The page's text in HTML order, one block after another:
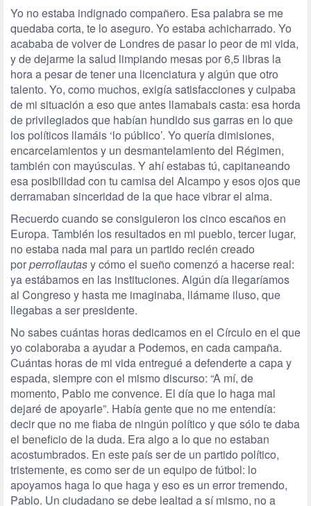
Yo no estaba indignado compañero. Esa palabra se me
quedaba corta, te lo aseguro. Yo estaba achicharrado. Yo
acababa de volver de Londres de pasar lo peor de mi vida,
y de dejarme la salud limpiando mesas por 6,5 libras la
hora a pesar de tener una licenciatura y algún que otro
talento. Yo, como muchos, exigía satisfacciones y culpaba
de mi situación a eso que antes llamabais casta: esa horda
de privilegiados que habían hundido sus garras en lo que
los políticos llamáis ‘lo público’. Yo quería dimisiones,
encarcelamientos y un desmantelamiento del Régimen,
también con mayúsculas. Y ahí estabas tú, capitaneando
esa posibilidad con tu camisa del Alcampo y esos ojos que
derramaban sinceridad de la que hace vibrar el alma.
Recuerdo cuando se consiguieron los cinco escaños en
Europa. También los resultados en mi pueblo, tercer lugar,
no estaba nada mal para un partido recién creado
porperroflautasy cómo el sueño comenzó a hacerse real:
ya estábamos en las instituciones. Algún día llegaríamos
al Congreso y hasta me imaginaba, llámame iluso, que
llegabas a ser presidente.
No sabes cuántas horas dedicamos en el Círculo en el que
yo colaboraba a ayudar a Podemos, en cada campaña.
Cuántas horas de mi vida entregué a defenderte a capa y
espada, siempre con el mismo discurso: “A mí, de
momento, Pablo me convence. El día que lo haga mal
dejaré de apoyarle”. Había gente que no me entendía:
decir que no me fiaba de ningún político y que sólo te daba
el beneficio de la duda. Era algo a lo que no estaban
acostumbrados. En este país ser de un partido político,
tristemente, es como ser de un equipo de fútbol: lo
apoyamos haga lo que haga y eso es un error tremendo,
Pablo. Un ciudadano se debe lealtad a sí mismo, no a